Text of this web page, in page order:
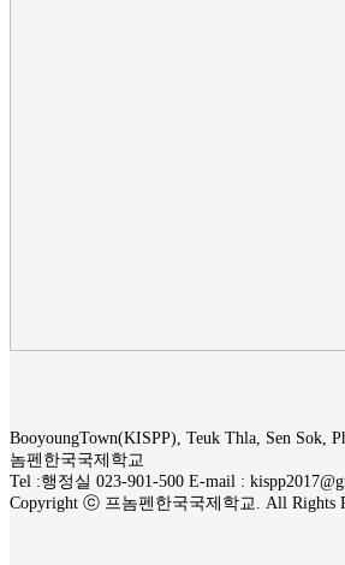
BooyoungTown(KISPP), Teuk Thla, Sen Sok,
놈펜한국국제학교
Tel :행정실 023-901-500 E-mail :
Copyright ⓒ 프놈펜한국국제학교. All Rights